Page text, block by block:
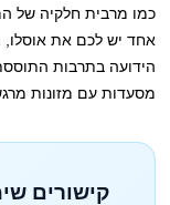
כמו מרבית חלקיה של
אחד יש לכם את אוסלו,
הידועה בתרבות
מסעדות עם מזונות
קישורים